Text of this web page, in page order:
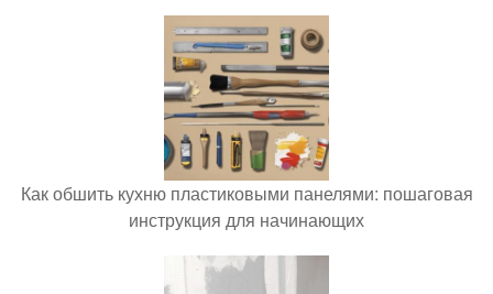
Как обшить кухню пластиковыми панелями: пошаговая
инструкция для начинающих